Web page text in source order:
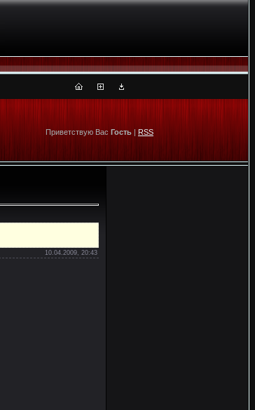
Приветствую Вас Гость | RSS
10.04.2009, 20:43